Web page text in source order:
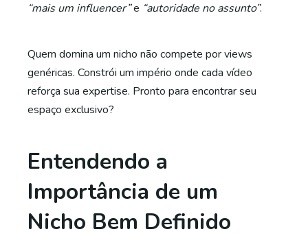
“mais um influencer”e “autoridade no assunto”.
Quem domina um nicho não compete por views
genéricas. Constrói um império onde cada vídeo
reforça sua expertise. Pronto para encontrar seu
espaço exclusivo?
Entendendo a
Importância de um
Nicho Bem Definido